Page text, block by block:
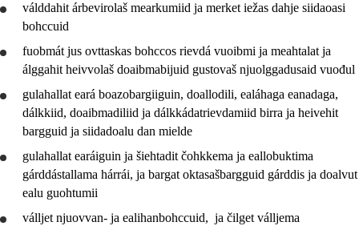
válddahit árbevirolaš mearkumiid ja merket iežas dahje siidaoasi
bohccuid
fuobmát jus ovttaskas bohccos rievdá vuoibmi ja meahtalat ja
álggahit heivvolaš doaibmabijuid gustovaš njuolggadusaid vuođul
gulahallat eará boazobargiiguin, doallodili, ealáhaga eanadaga,
dálkkiid, doaibmadiliid ja dálkkádatrievdamiid birra ja heivehit
bargguid ja siidadoalu dan mielde
gulahallat earáiguin ja šiehtadit čohkkema ja eallobuktima
gárddástallama hárrái, ja bargat oktasašbargguid gárddis ja doalvut
ealu guohtumii
válljet njuovvan- ja ealihanbohccuid, ja čilget válljema